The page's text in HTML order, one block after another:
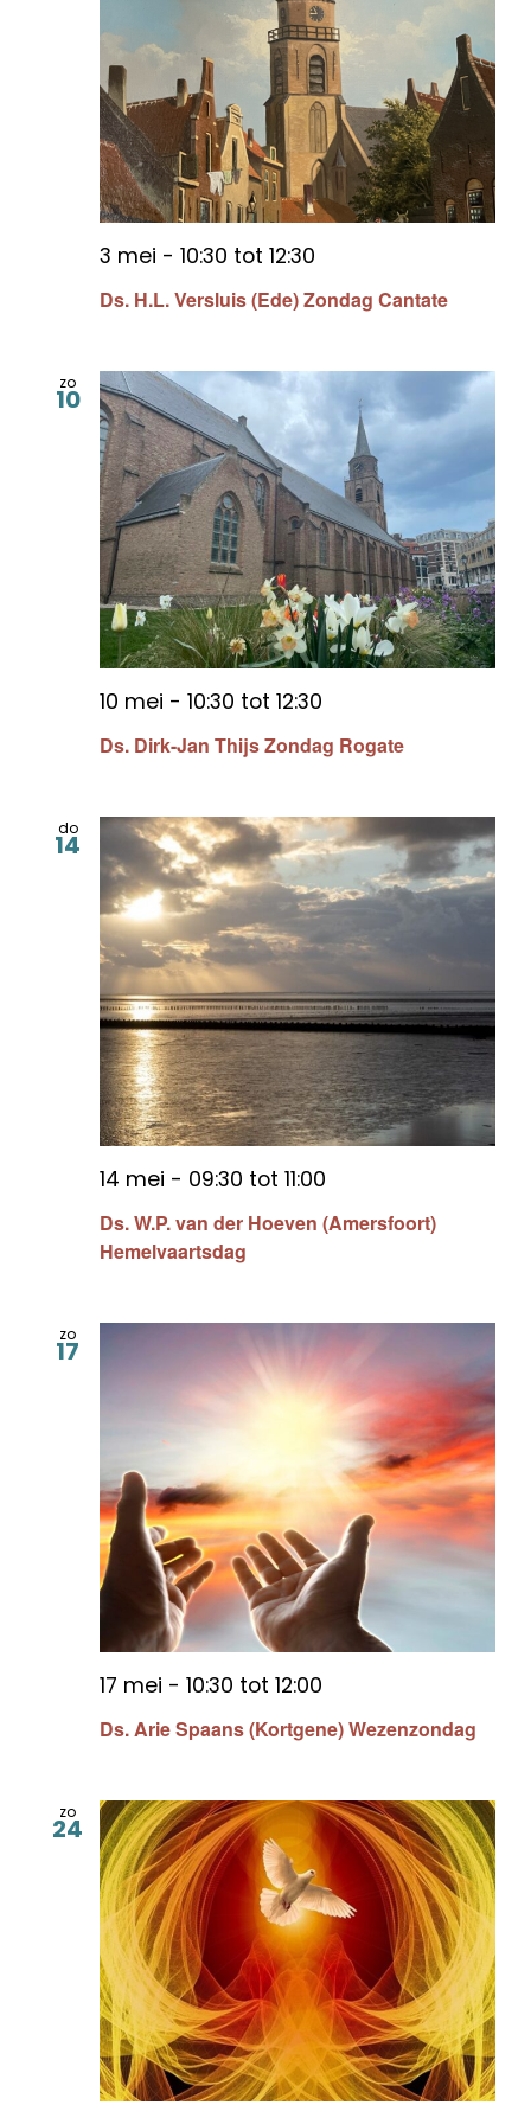
Ds. H.L. Versluis (Ede) Zondag Cantate
3 mei - 10:30 tot 12:30
zo
10
Ds. Dirk-Jan Thijs Zondag Rogate
10 mei - 10:30 tot 12:30
do
14
Ds. W.P. van der Hoeven (Amersfoort)
Hemelvaartsdag
14 mei - 09:30 tot 11:00
zo
17
Ds. Arie Spaans (Kortgene) Wezenzondag
17 mei - 10:30 tot 12:00
zo
24